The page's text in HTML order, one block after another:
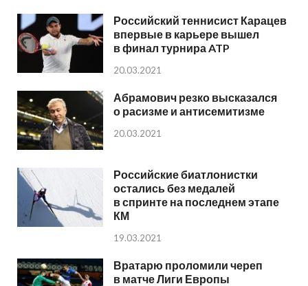
Российский теннисист Карацев
впервые в карьере вышел
в финал турнира ATP
20.03.2021
Абрамович резко высказался
о расизме и антисемитизме
20.03.2021
Российские биатлонистки
остались без медалей
в спринте на последнем этапе
КМ
19.03.2021
Вратарю проломили череп
в матче Лиги Европы